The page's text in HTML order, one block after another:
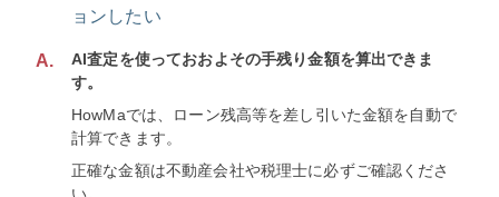
ョンしたい
A.
AI査定を使っておおよその手残り金額を算出できま
す。
HowMaでは、ローン残高等を差し引いた金額を自動で
計算できます。
正確な金額は不動産会社や税理士に必ずご確認くださ